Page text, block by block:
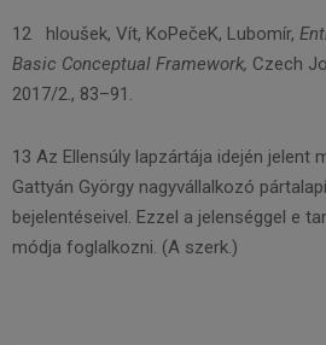
12 hloušek, Vít, KoPečeK, Lubomír,
Basic Conceptual Framework, Czech
2017/2., 83–91.
13 Az Ellensúly lapzártája idején jelent
Gattyán György nagyvállalkozó
bejelentéseivel. Ezzel a jelenséggel e
módja foglalkozni. (A szerk.)